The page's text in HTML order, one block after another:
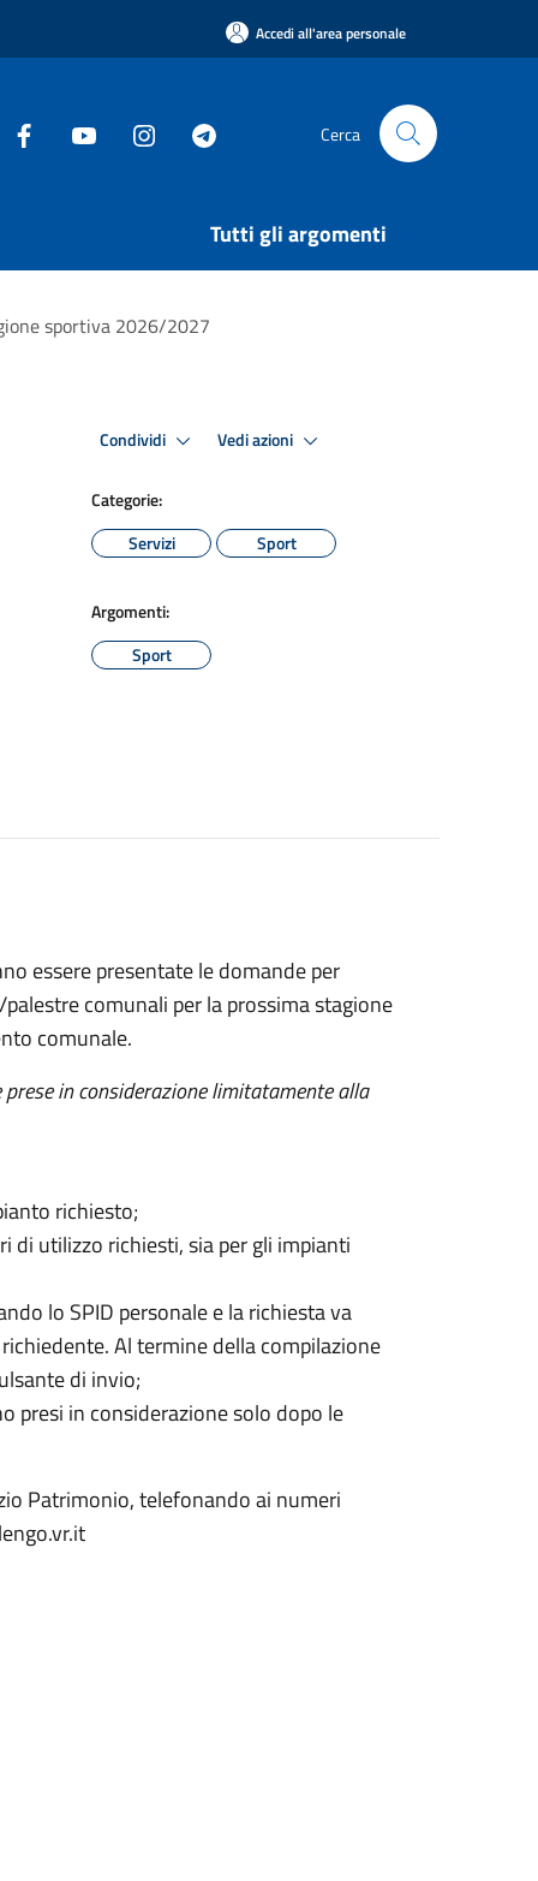
Accedi all'area personale
Cerca
Tutti gli argomenti
sportiva 2026/2027
Condividi Vedi azioni
Categorie:
Servizi
Sport
Argomenti:
Sport
essere presentate le domande per
comunali per la prossima stagione
comunale.
in considerazionelimitatamente alla
richiesto;
utilizzo richiesti, sia per gli impianti
lo SPID personale e la richiesta va
Al termine della compilazione
di invio;
presi in considerazione solo dopo le
Patrimonio, telefonando ai numeri